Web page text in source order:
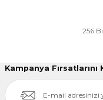
256
Kampanya Fırsatlarını